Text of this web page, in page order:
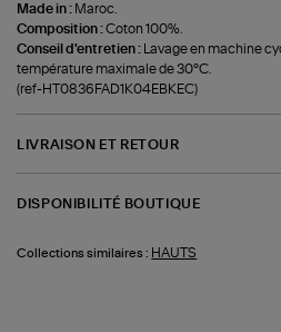
Made in : Maroc.
Composition :Coton 100%.
Conseil d'entretien :
Lavage en machine
température maximale de 30°C.
(ref-HT0836FAD1K04EBKEC)
LIVRAISON ET RETOUR
DISPONIBILITÉ BOUTIQUE
Collections similaires : HAUTS